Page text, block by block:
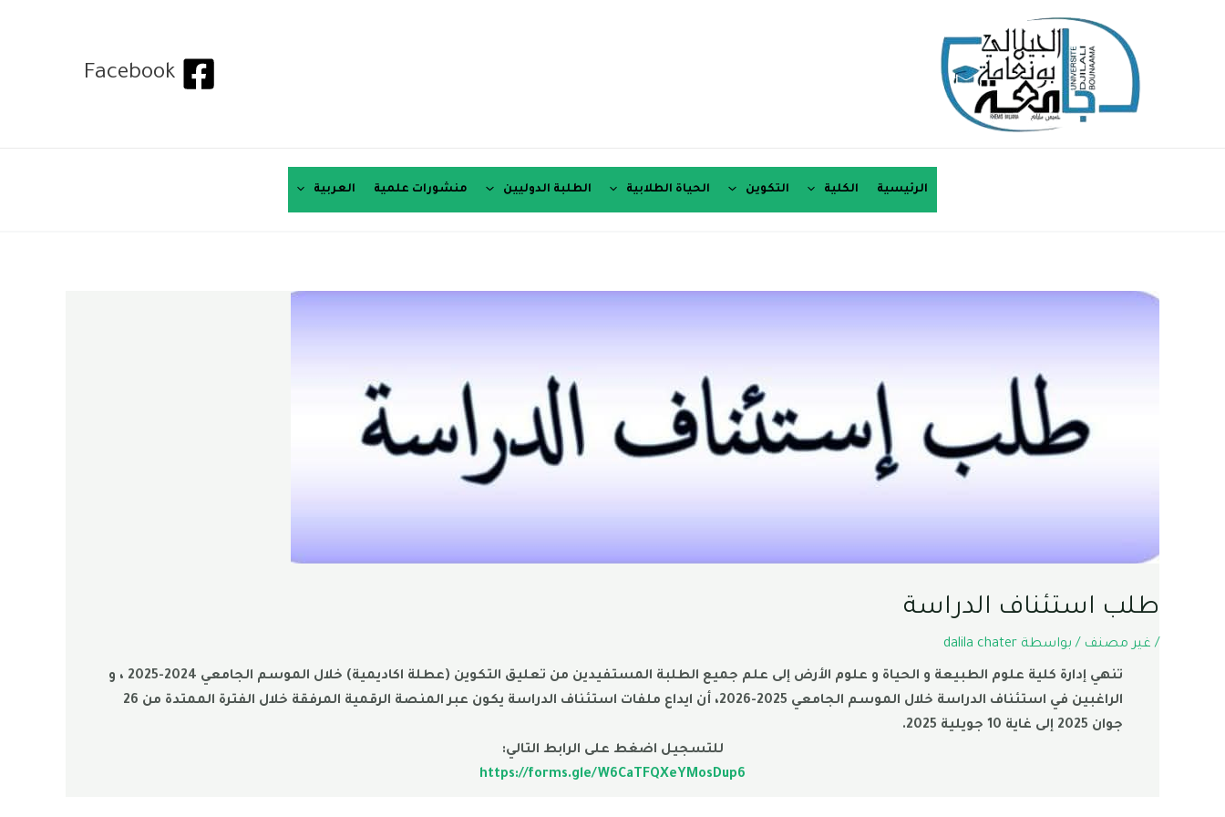
Facebook
الرئيسية الكلية التكوين الحياة الطلابية الطلبة الدوليين منشورات علمية العربية
طلب استئناف الدراسة
/ غير مصنف / بواسطة dalila chater
تنهي إدارة كلية علوم الطبيعة و الحياة و علوم الأرض إلى علم جميع الطلبة المستفيدين من تعليق التكوين (عطلة اكاديمية) خلال الموسم الجامعي 2024-2025 ، و
الراغبين في استئناف الدراسة خلال الموسم الجامعي 2025-2026، أن ايداع ملفات استئناف الدراسة يكون عبر المنصة الرقمية المرفقة خلال الفترة الممتدة من 26
جوان 2025 إلى غاية 10 جويلية 2025.
للتسجيل اضغط على الرابط التالي:
https://forms.gle/W6CaTFQXeYMosDup6